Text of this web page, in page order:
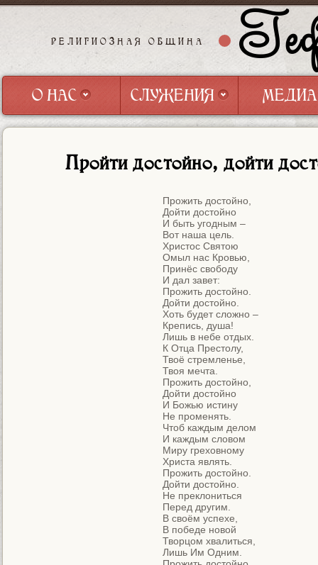
РЕЛИГИОЗНАЯ ОБЩИНА
О НАС
СЛУЖЕНИЯ
СЛУЖЕНИЯ
МЕДИА
МЕДИА
Пройти достойно, дойти
Прожить достойно,
Дойти достойно
И быть угодным –
Вот наша цель.
Христос Святою
Омыл нас Кровью,
Принёс свободу
И дал завет:
Прожить достойно.
Дойти достойно.
Хоть будет сложно –
Крепись, душа!
Лишь в небе отдых.
К Отца Престолу,
Твоё стремленье,
Твоя мечта.
Прожить достойно,
Дойти достойно
И Божью истину
Не променять.
Чтоб каждым делом
И каждым словом
Миру греховному
Христа являть.
Прожить достойно.
Дойти достойно.
Не преклониться
Перед другим.
В своём успехе,
В победе новой
Творцом хвалиться,
Лишь Им Одним.